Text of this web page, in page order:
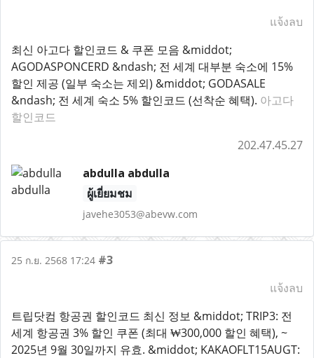
แจ้งลบ
최신 아고다 할인코드 & 쿠폰 모음 &middot;
AGODASPONCERD &ndash; 전 세계 대부분 숙소에 15%
할인 제공 (일부 숙소는 제외) &middot; GODASALE
&ndash; 전 세계 숙소 5% 할인코드 (선착순 혜택). 아고다
할인코드
202.47.45.27
abdulla abdulla
ผู้เยี่ยมชม
javehe3053@abevw.com
25 ก.ย. 2568 17:24 #3
แจ้งลบ
트립닷컴 항공권 할인코드 최신 정보 &middot; TRIP3: 전
세계 항공권 3% 할인 쿠폰 (최대 ₩300,000 할인 혜택), ~
2025년 9월 30일까지 유효. &middot; KAKAOFLT15AUGT: